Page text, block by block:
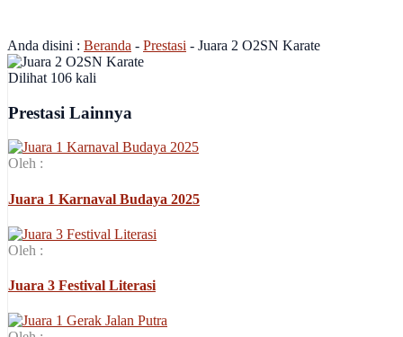
Anda disini : Beranda - Prestasi - Juara 2 O2SN Karate
Dilihat 106 kali
Prestasi Lainnya
Oleh :
Juara 1 Karnaval Budaya 2025
Oleh :
Juara 3 Festival Literasi